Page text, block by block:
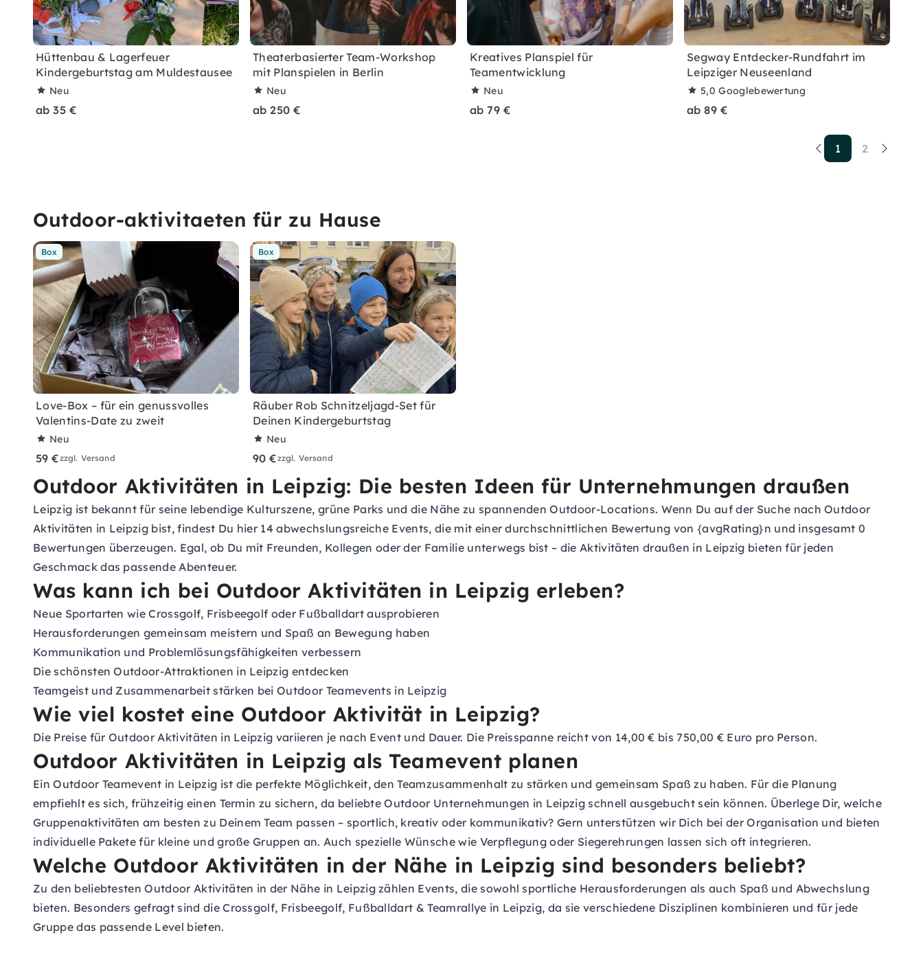
Hüttenbau & Lagerfeuer
Kindergeburtstag am Muldestausee
Neu
ab 35 €
Theaterbasierter Team-Workshop
mit Planspielen in Berlin
Neu
ab 250 €
Kreatives Planspiel für
Teamentwicklung
Neu
ab 79 €
Segway Entdecker-Rundfahrt im
Leipziger Neuseenland
5,0Googlebewertung
ab 89 €
1 2
Outdoor-aktivitaeten für zu Hause
Box
Love-Box – für ein genussvolles
Valentins-Date zu zweit
Neu
59 €zzgl. Versand
Box
Räuber Rob Schnitzeljagd-Set für
Deinen Kindergeburtstag
Neu
90 €zzgl. Versand
Outdoor Aktivitäten in Leipzig: Die besten Ideen für Unternehmungen draußen
Leipzig ist bekannt für seine lebendige Kulturszene, grüne Parks und die Nähe zu spannenden Outdoor-Locations. Wenn Du auf der Suche nach Outdoor
Aktivitäten in Leipzig bist, findest Du hier 14 abwechslungsreiche Events, die mit einer durchschnittlichen Bewertung von {avgRating}n und insgesamt 0
Bewertungen überzeugen. Egal, ob Du mit Freunden, Kollegen oder der Familie unterwegs bist – die Aktivitäten draußen in Leipzig bieten für jeden
Geschmack das passende Abenteuer.
Was kann ich bei Outdoor Aktivitäten in Leipzig erleben?
Neue Sportarten wie Crossgolf, Frisbeegolf oder Fußballdart ausprobieren
Herausforderungen gemeinsam meistern und Spaß an Bewegung haben
Kommunikation und Problemlösungsfähigkeiten verbessern
Die schönsten Outdoor-Attraktionen in Leipzig entdecken
Teamgeist und Zusammenarbeit stärken bei Outdoor Teamevents in Leipzig
Wie viel kostet eine Outdoor Aktivität in Leipzig?
Die Preise für Outdoor Aktivitäten in Leipzig variieren je nach Event und Dauer. Die Preisspanne reicht von 14,00 € bis 750,00 € Euro pro Person.
Outdoor Aktivitäten in Leipzig als Teamevent planen
Ein Outdoor Teamevent in Leipzig ist die perfekte Möglichkeit, den Teamzusammenhalt zu stärken und gemeinsam Spaß zu haben. Für die Planung
empfiehlt es sich, frühzeitig einen Termin zu sichern, da beliebte Outdoor Unternehmungen in Leipzig schnell ausgebucht sein können. Überlege Dir, welche
Gruppenaktivitäten am besten zu Deinem Team passen – sportlich, kreativ oder kommunikativ? Gern unterstützen wir Dich bei der Organisation und bieten
individuelle Pakete für kleine und große Gruppen an. Auch spezielle Wünsche wie Verpflegung oder Siegerehrungen lassen sich oft integrieren.
Welche Outdoor Aktivitäten in der Nähe in Leipzig sind besonders beliebt?
Zu den beliebtesten Outdoor Aktivitäten in der Nähe in Leipzig zählen Events, die sowohl sportliche Herausforderungen als auch Spaß und Abwechslung
bieten. Besonders gefragt sind die Crossgolf, Frisbeegolf, Fußballdart & Teamrallye in Leipzig, da sie verschiedene Disziplinen kombinieren und für jede
Gruppe das passende Level bieten.